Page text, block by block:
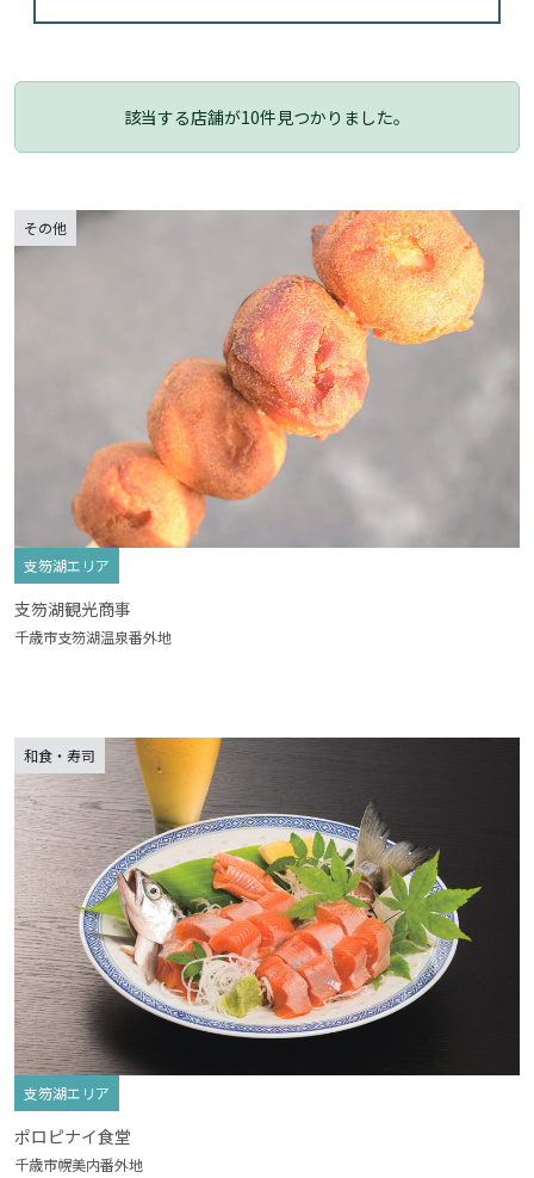
該当する店舗が10件見つかりました。
その他
支笏湖エリア
支笏湖観光商事
千歳市支笏湖温泉番外地
和食・寿司
支笏湖エリア
ポロピナイ食堂
千歳市幌美内番外地